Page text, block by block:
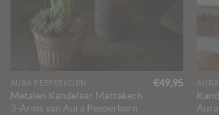
AURA PEEPERKORN
Metalen Kandelaar Marrakech
3-Arms van Aura Peeperkorn
€49,95